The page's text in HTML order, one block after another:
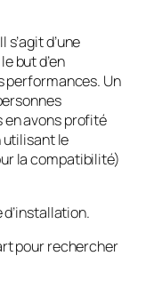
d’une
but d’en
performances. Un
en avons profité
utilisant le
la compatibilité)
pour rechercher